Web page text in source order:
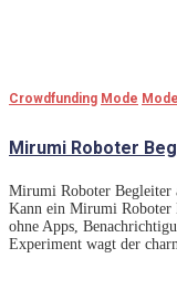
Crowdfunding Mode
Mirumi Roboter
Mirumi Roboter Begleiter
Kann ein Mirumi Roboter
ohne Apps,
Experiment wagt der